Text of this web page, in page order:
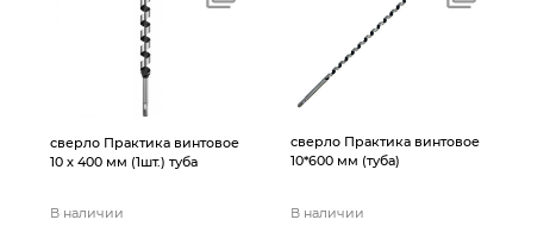
сверло Практика винтовое
10 х 400 мм (1шт.) туба
В наличии
сверло Практика винтовое
10*600 мм (туба)
В наличии